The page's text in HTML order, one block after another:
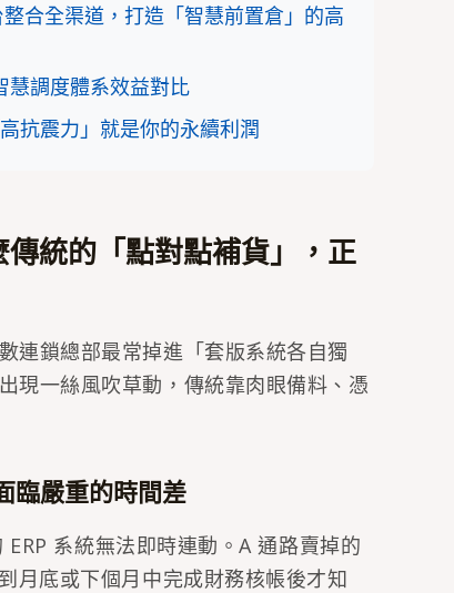
合全渠道，打造「智慧前置倉」的高
調度體系效益對比
抗震力」就是你的永續利潤
統的「點對點補貨」，正
連鎖總部最常掉進「套版系統各自獨
現一絲風吹草動，傳統靠肉眼備料、憑
臨嚴重的時間差
系統無法即時連動。A 通路賣掉的
月底或下個月中完成財務核帳後才知